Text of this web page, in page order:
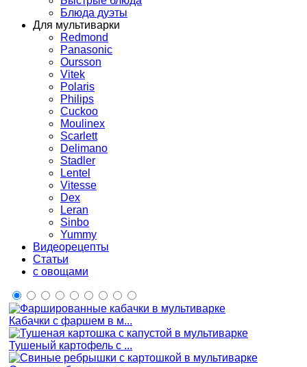
Блюда дуэты
Для мультиварки
Redmond
Panasonic
Oursson
Vitek
Polaris
Philips
Cuckoo
Moulinex
Scarlett
Delimano
Stadler
Lentel
Vitesse
Dex
Leran
Sinbo
Yummy
Видеорецепты
Статьи
с овощами
Кабачки с фаршем в м...
Тушеный картофель с ...